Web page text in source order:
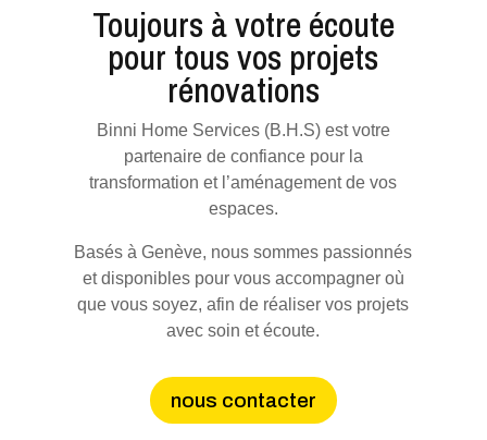
Toujours à votre écoute
pour tous vos projets
rénovations
Binni Home Services (B.H.S) est votre
partenaire de confiance pour la
transformation et l’aménagement de vos
espaces.
Basés à Genève, nous sommes passionnés
et disponibles pour vous accompagner où
que vous soyez, afin de réaliser vos projets
avec soin et écoute.
nous contacter